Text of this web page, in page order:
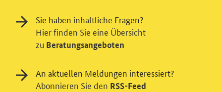
Sie haben inhaltliche Fragen?
Hier finden Sie eine Übersicht
zu Beratungsangeboten
An aktuellen Meldungen interessiert?
Abonnieren Sie den RSS-Feed